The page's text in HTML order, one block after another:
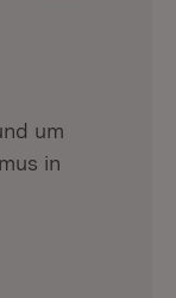
um
in